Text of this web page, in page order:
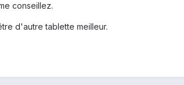
conseillez.
d'autre tablette meilleur.